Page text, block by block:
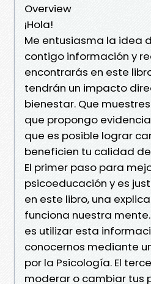
Overview
¡Hola!
Me entusiasma la idea
contigo información y
encontrarás en este
tendrán un impacto
bienestar. Que
que propongo
que es posible lograr
beneficien tu calidad
El primer paso para
psicoeducación y es
en este libro, una
funciona nuestra
es utilizar esta
conocernos mediante
por la Psicología. El
moderar o cambiar tus